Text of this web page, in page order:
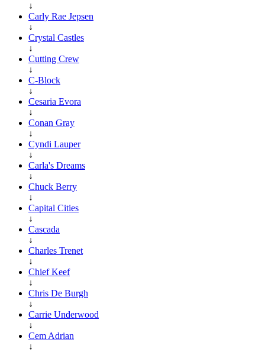
↓
Carly Rae Jepsen
↓
Crystal Castles
↓
Cutting Crew
↓
C-Block
↓
Cesaria Evora
↓
Conan Gray
↓
Cyndi Lauper
↓
Carla's Dreams
↓
Chuck Berry
↓
Capital Cities
↓
Cascada
↓
Charles Trenet
↓
Chief Keef
↓
Chris De Burgh
↓
Carrie Underwood
↓
Cem Adrian
↓